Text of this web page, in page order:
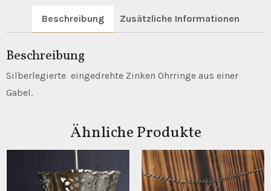
Beschreibung Zusätzliche Informationen
Beschreibung
Silberlegierte eingedrehte Zinken Ohrringe aus einer
Gabel.
Ähnliche Produkte